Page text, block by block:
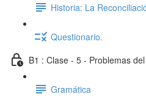
Historia: La
Questionario.
B1 : Clase - 5 - Problemas
Gramática